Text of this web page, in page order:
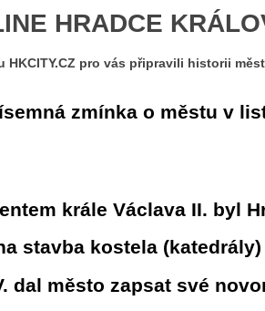
HRADCE
HKCITY.CZ pro vás připravili historii
zmínka o městu v
krále Václava II. byl
stavba kostela
dal město zapsat své